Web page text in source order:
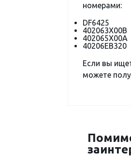
номерами:
DF6425
402063X00B
402065X00A
40206EB320
Если вы
можете